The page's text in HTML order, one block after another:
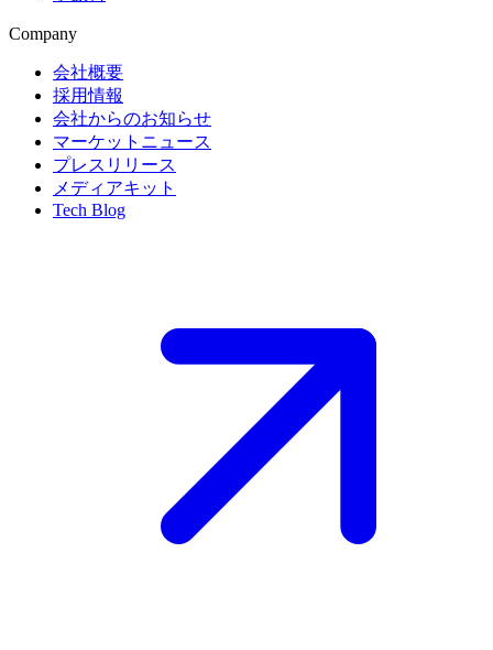
Company
会社概要
採用情報
会社からのお知らせ
マーケットニュース
プレスリリース
メディアキット
Tech Blog